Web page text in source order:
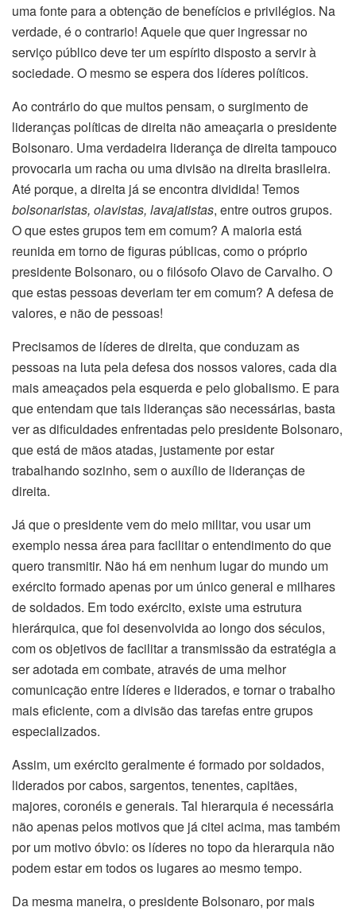
uma fonte para a obtenção de benefícios e privilégios. Na
verdade, é o contrario! Aquele que quer ingressar no
serviço público deve ter um espírito disposto a servir à
sociedade. O mesmo se espera dos líderes políticos.
Ao contrário do que muitos pensam, o surgimento de
lideranças políticas de direita não ameaçaria o presidente
Bolsonaro. Uma verdadeira liderança de direita tampouco
provocaria um racha ou uma divisão na direita brasileira.
Até porque, a direita já se encontra dividida! Temos
bolsonaristas, olavistas, lavajatistas, entre outros grupos.
O que estes grupos tem em comum? A maioria está
reunida em torno de figuras públicas, como o próprio
presidente Bolsonaro, ou o filósofo Olavo de Carvalho. O
que estas pessoas deveriam ter em comum? A defesa de
valores, e não de pessoas!
Precisamos de líderes de direita, que conduzam as
pessoas na luta pela defesa dos nossos valores, cada dia
mais ameaçados pela esquerda e pelo globalismo. E para
que entendam que tais lideranças são necessárias, basta
ver as dificuldades enfrentadas pelo presidente Bolsonaro,
que está de mãos atadas, justamente por estar
trabalhando sozinho, sem o auxílio de lideranças de
direita.
Já que o presidente vem do meio militar, vou usar um
exemplo nessa área para facilitar o entendimento do que
quero transmitir. Não há em nenhum lugar do mundo um
exército formado apenas por um único general e milhares
de soldados. Em todo exército, existe uma estrutura
hierárquica, que foi desenvolvida ao longo dos séculos,
com os objetivos de facilitar a transmissão da estratégia a
ser adotada em combate, através de uma melhor
comunicação entre líderes e liderados, e tornar o trabalho
mais eficiente, com a divisão das tarefas entre grupos
especializados.
Assim, um exército geralmente é formado por soldados,
liderados por cabos, sargentos, tenentes, capitães,
majores, coronéis e generais. Tal hierarquia é necessária
não apenas pelos motivos que já citei acima, mas também
por um motivo óbvio: os líderes no topo da hierarquia não
podem estar em todos os lugares ao mesmo tempo.
Da mesma maneira, o presidente Bolsonaro, por mais